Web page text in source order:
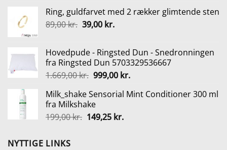
var:
985,00 kr..
er:
Ring, guldfarvet med 2 rækker glimtende sten
89,00kr. Den
var:
89,00 kr..
39,00 kr.Den
er:
39,00 kr..
Hovedpude - Ringsted Dun - Snedronningen
fra Ringsted Dun 5703329536667
1.669,00kr. Den
pris
var:
1.669,00 kr..
999,00 kr.Den
pris
Milk_shake Sensorial Mint Conditioner 300 ml
fra Milkshake
199,00kr. Den
149,25 kr.Den
NYTTIGE LINKS